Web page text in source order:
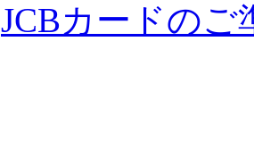
JCBカードのご